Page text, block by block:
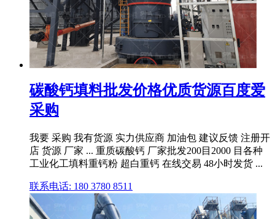
碳酸钙填料批发价格优质货源百度爱
采购
我要 采购 我有货源 实力供应商 加油包 建议反馈 注册开
店 货源 厂家 ... 重质碳酸钙 厂家批发200目2000 目各种
工业化工填料重钙粉 超白重钙 在线交易 48小时发货 ...
联系电话: 180 3780 8511